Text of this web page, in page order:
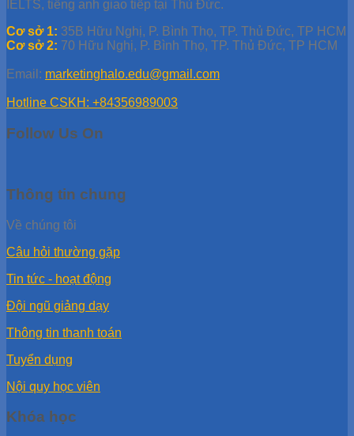
IELTS, tiếng anh giao tiếp tại Thủ Đức.
Cơ sở 1: 35B Hữu Nghị, P. Bình Thọ, TP. Thủ Đức, TP HCM
Cơ sở 2: 70 Hữu Nghị, P. Bình Thọ, TP. Thủ Đức, TP HCM
Email: marketinghalo.edu@gmail.com
Hotline CSKH: +84356989003
Follow Us On
Thông tin chung
Về chúng tôi
Câu hỏi thường gặp
Tin tức - hoạt động
Đội ngũ giảng dạy
Thông tin thanh toán
Tuyển dụng
Nội quy học viên
Khóa học